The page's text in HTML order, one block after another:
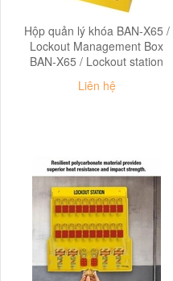
Hộp quản lý khóa BAN-X65 /
Lockout Management Box
BAN-X65 / Lockout station
Liên hệ